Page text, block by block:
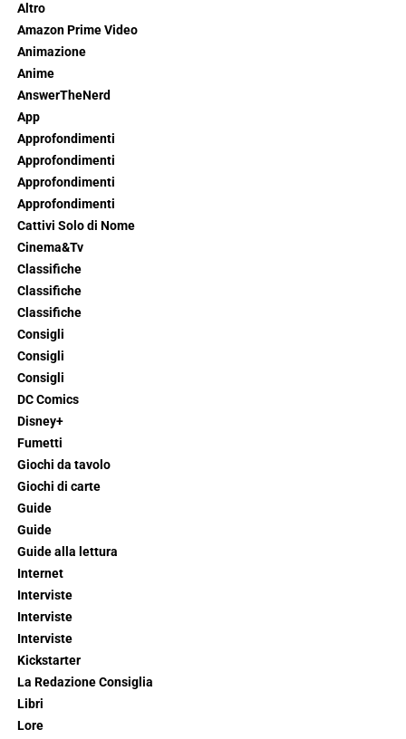
Altro
Amazon Prime Video
Animazione
Anime
AnswerTheNerd
App
Approfondimenti
Approfondimenti
Approfondimenti
Approfondimenti
Cattivi Solo di Nome
Cinema&Tv
Classifiche
Classifiche
Classifiche
Consigli
Consigli
Consigli
DC Comics
Disney+
Fumetti
Giochi da tavolo
Giochi di carte
Guide
Guide
Guide alla lettura
Internet
Interviste
Interviste
Interviste
Kickstarter
La Redazione Consiglia
Libri
Lore